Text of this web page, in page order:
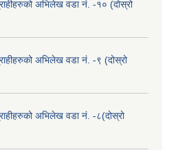
अभिलेख वडा नं. -१० (दोस्रो
अभिलेख वडा नं. -९ (दोस्रो
अभिलेख वडा नं. -८(दोस्रो